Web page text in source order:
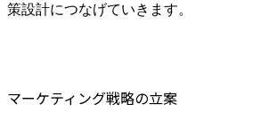
策設計につなげていきます。
マーケティング戦略の立案